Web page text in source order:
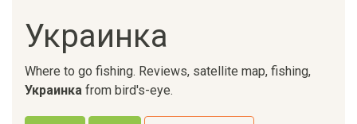
Украинка
Where to go fishing. Reviews, satellite map, fishing,
Украинка from bird's-eye.